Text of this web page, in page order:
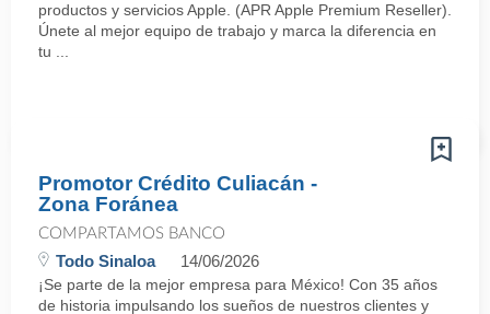
productos y servicios Apple. (APR Apple Premium Reseller).
Únete al mejor equipo de trabajo y marca la diferencia en
tu ...
Promotor Crédito Culiacán -
Zona Foránea
COMPARTAMOS BANCO
Todo Sinaloa 14/06/2026
¡Se parte de la mejor empresa para México! Con 35 años
de historia impulsando los sueños de nuestros clientes y